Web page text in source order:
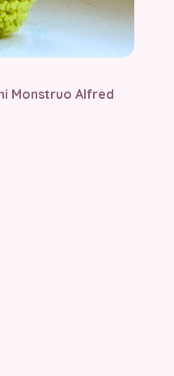
Monstruo Alfred